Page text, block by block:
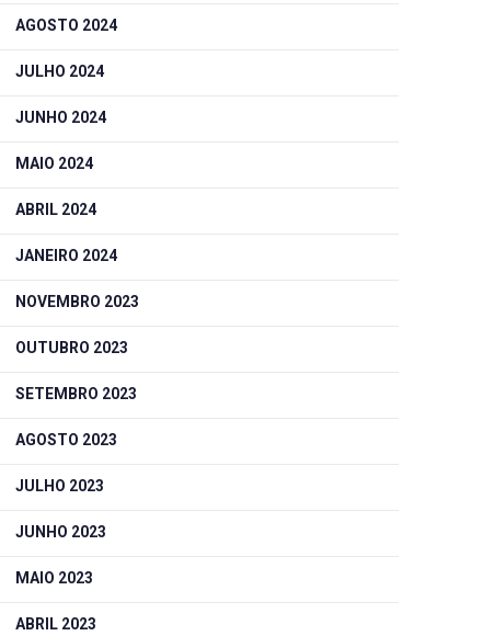
AGOSTO 2024
JULHO 2024
JUNHO 2024
MAIO 2024
ABRIL 2024
JANEIRO 2024
NOVEMBRO 2023
OUTUBRO 2023
SETEMBRO 2023
AGOSTO 2023
JULHO 2023
JUNHO 2023
MAIO 2023
ABRIL 2023